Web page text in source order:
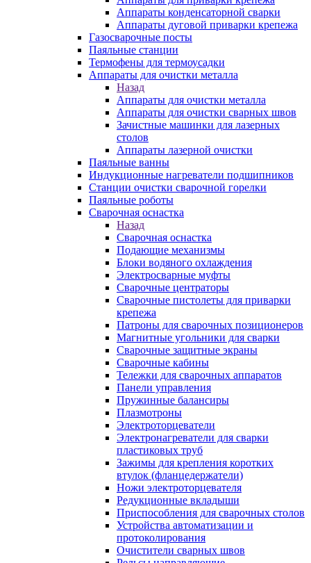
Аппараты конденсаторной сварки
Аппараты дуговой приварки крепежа
Газосварочные посты
Паяльные станции
Термофены для термоусадки
Аппараты для очистки металла
Назад
Аппараты для очистки металла
Аппараты для очистки сварных швов
Зачистные машинки для лазерных
столов
Аппараты лазерной очистки
Паяльные ванны
Индукционные нагреватели подшипников
Станции очистки сварочной горелки
Паяльные роботы
Сварочная оснастка
Назад
Сварочная оснастка
Подающие механизмы
Блоки водяного охлаждения
Электросварные муфты
Сварочные центраторы
Сварочные пистолеты для приварки
крепежа
Патроны для сварочных позиционеров
Магнитные угольники для сварки
Сварочные защитные экраны
Сварочные кабины
Тележки для сварочных аппаратов
Панели управления
Пружинные балансиры
Плазмотроны
Электроторцеватели
Электронагреватели для сварки
пластиковых труб
Зажимы для крепления коротких
втулок (фланцедержатели)
Ножи электроторцевателя
Редукционные вкладыши
Приспособления для сварочных столов
Устройства автоматизации и
протоколирования
Очистители сварных швов